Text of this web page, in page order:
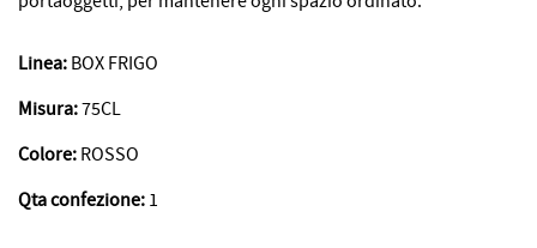
Linea: BOX FRIGO
Misura:75CL
Colore: ROSSO
Qta confezione: 1